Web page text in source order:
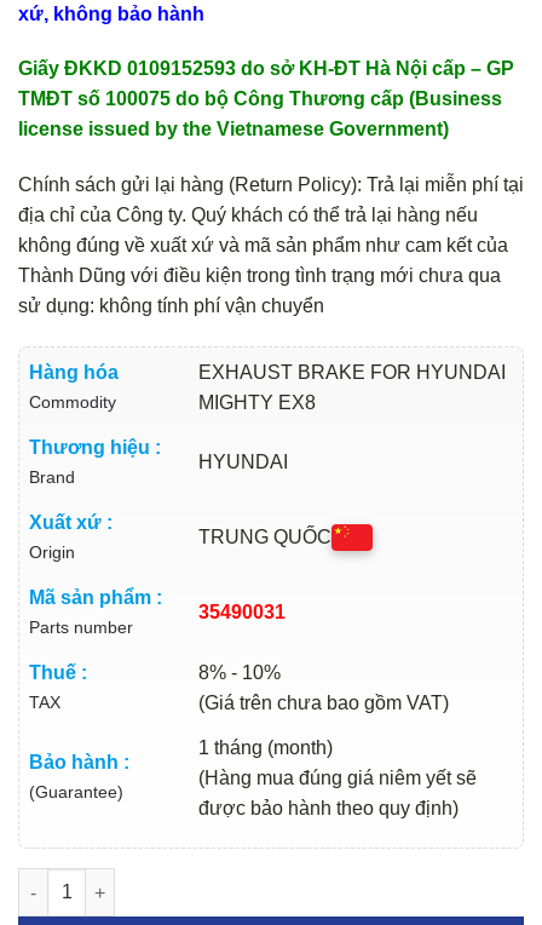
xứ, không bảo hành
Giấy ĐKKD 0109152593 do sở KH-ĐT Hà Nội cấp – GP
TMĐT số 100075 do bộ Công Thương cấp (Business
license issued by the Vietnamese Government)
Chính sách gửi lại hàng (Return Policy): Trả lại miễn phí tại
địa chỉ của Công ty. Quý khách có thể trả lại hàng nếu
không đúng về xuất xứ và mã sản phẩm như cam kết của
Thành Dũng với điều kiện trong tình trạng mới chưa qua
sử dụng: không tính phí vận chuyển
Hàng hóa
Commodity
EXHAUST BRAKE FOR HYUNDAI
MIGHTY EX8
Thương hiệu :
Brand
HYUNDAI
Xuất xứ :
Origin
TRUNG QUỐC
Mã sản phẩm :
Parts number
35490031
Thuế :
TAX
8% - 10%
(Giá trên chưa bao gồm VAT)
Bảo hành :
(Guarantee)
1 tháng (month)
(Hàng mua đúng giá niêm yết sẽ
được bảo hành theo quy định)
PHANH KHÍ XẢ (CÚP BÔ) HYUNDAI MIGHTY EX8 | 35490031 số